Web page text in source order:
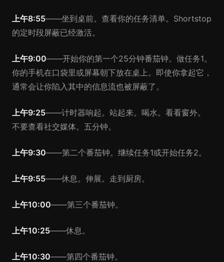
上午8:55——坐到桌前。查看你的任务清单。Shortstop
的定时段屏蔽已经激活。
上午9:00——开始你的第一个25分钟番茄钟。做任务1。
你的手机在口袋里或屏幕朝下放在桌上。即使你拿起它，
通常会让你陷入其中的信息流也被屏蔽了。
上午9:25——计时器响起。站起来。喝水。看看窗外。
不要查看社交媒体。五分钟。
上午9:30——第二个番茄钟。继续任务1或开始任务2。
上午9:55——休息。伸展。走到厨房。
上午10:00——第三个番茄钟。
上午10:25——休息。
上午10:30——第四个番茄钟。